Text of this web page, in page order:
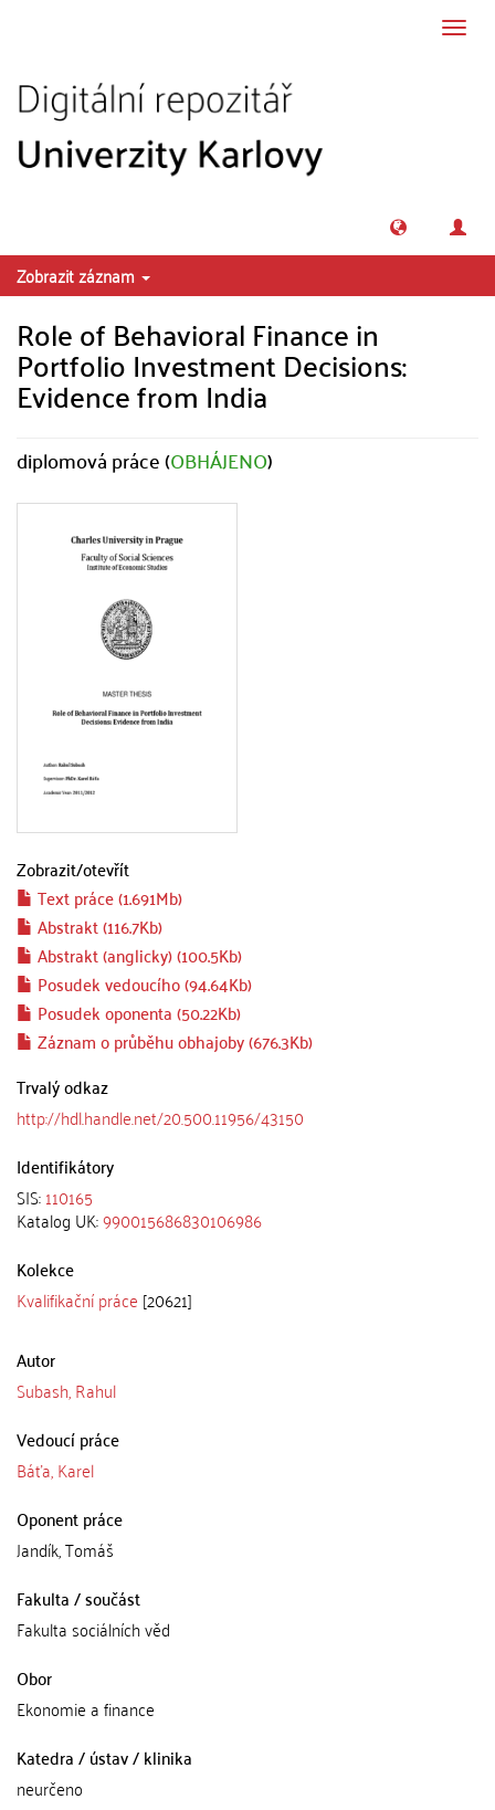
Zobrazit záznam
Role of Behavioral Finance in
Portfolio Investment Decisions:
Evidence from India
diplomová práce (OBHÁJENO)
Zobrazit/otevřít
Text práce (1.691Mb)
Abstrakt (116.7Kb)
Abstrakt (anglicky) (100.5Kb)
Posudek vedoucího (94.64Kb)
Posudek oponenta (50.22Kb)
Záznam o průběhu obhajoby (676.3Kb)
Trvalý odkaz
http://hdl.handle.net/20.500.11956/43150
Identifikátory
SIS:110165
Katalog UK:990015686830106986
Kolekce
Kvalifikační práce [20621]
Autor
Subash, Rahul
Vedoucí práce
Báťa, Karel
Oponent práce
Jandík, Tomáš
Fakulta / součást
Fakulta sociálních věd
Obor
Ekonomie a finance
Katedra / ústav / klinika
neurčeno